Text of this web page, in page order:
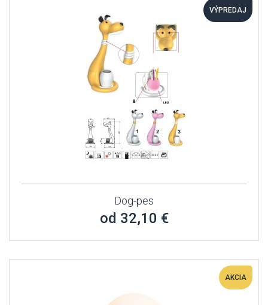
VÝPREDAJ
Dog-pes
od 32,10 €
AKCIA